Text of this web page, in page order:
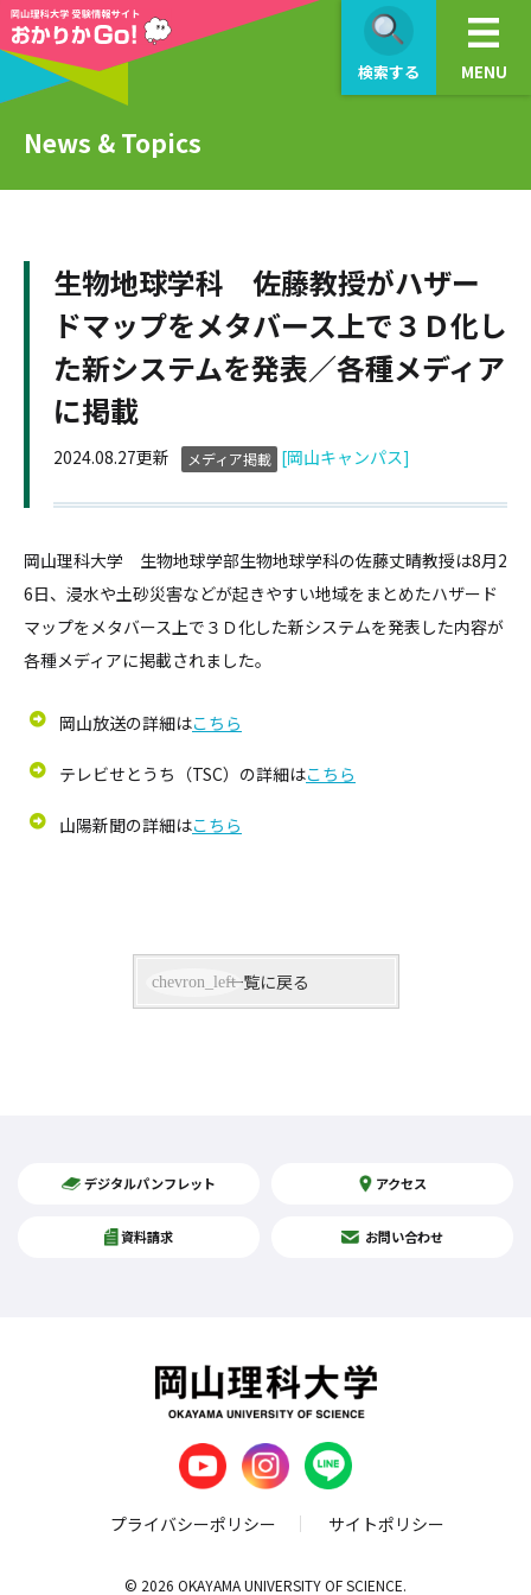
検索する MENU
News & Topics
生物地球学科 佐藤教授がハザー
ドマップをメタバース上で３Ｄ化し
た新システムを発表／各種メディア
に掲載
2024.08.27更新 メディア掲載 [岡山キャンパス]
岡山理科大学 生物地球学部生物地球学科の佐藤丈晴教授は8月2
6日、浸水や土砂災害などが起きやすい地域をまとめたハザード
マップをメタバース上で３Ｄ化した新システムを発表した内容が
各種メディアに掲載されました。
岡山放送の詳細はこちら
テレビせとうち（TSC）の詳細はこちら
山陽新聞の詳細はこちら
一覧に戻る
デジタルパンフレット アクセス
資料請求 お問い合わせ
プライバシーポリシー サイトポリシー
© 2026 OKAYAMA UNIVERSITY OF SCIENCE.